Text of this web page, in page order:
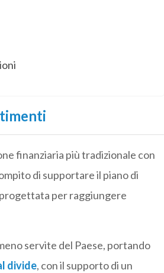
finanziaria più tradizionale con
di supportare il piano di
per raggiungere
servite del Paese, portando
divide, con il supporto di un